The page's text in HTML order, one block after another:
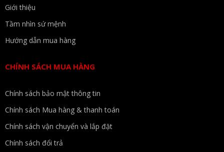
Giới thiệu
Tầm nhìn sứ mệnh
Hướng dẫn mua hàng
CHÍNH SÁCH MUA HÀNG
Chính sách bảo mật thông tin
Chính sách Mua hàng & thanh toán
Chính sách vận chuyển và lắp đặt
Chính sách đổi trả